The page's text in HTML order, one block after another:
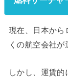
現在、日本から
くの航空会社が
しかし、運賃